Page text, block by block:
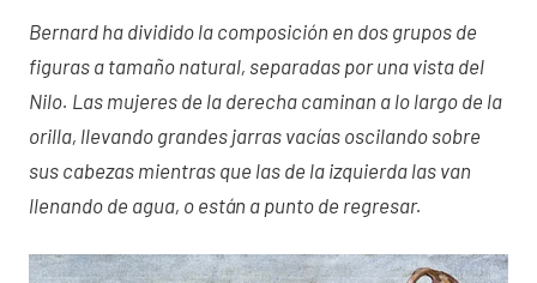
Bernard ha dividido la composición en dos grupos de
figuras a tamaño natural, separadas por una vista del
Nilo. Las mujeres de la derecha caminan a lo largo de la
orilla, llevando grandes jarras vacías oscilando sobre
sus cabezas mientras que las de la izquierda las van
llenando de agua, o están a punto de regresar.